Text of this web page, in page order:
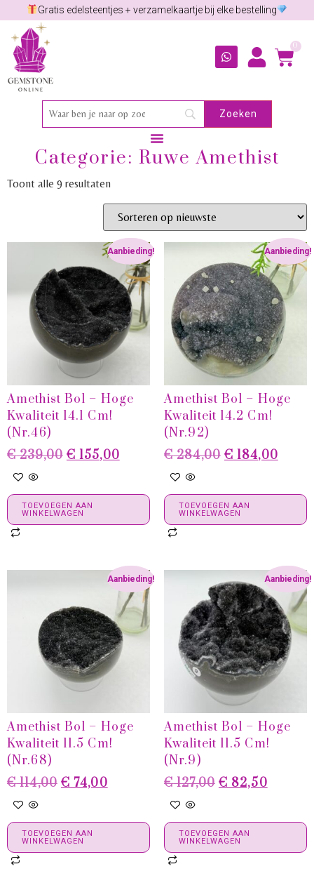
Gratis edelsteentjes + verzamelkaartje bij elke bestelling
0
Categorie: Ruwe Amethist
Toont alle 9 resultaten
Aanbieding!
Amethist Bol – Hoge
Kwaliteit 14.1 Cm!
(Nr.46)
€239,00 € 155,00
TOEVOEGEN AAN
WINKELWAGEN
Aanbieding!
Amethist Bol – Hoge
Kwaliteit 14.2 Cm!
(Nr.92)
€284,00 € 184,00
TOEVOEGEN AAN
WINKELWAGEN
Aanbieding!
Amethist Bol – Hoge
Kwaliteit 11.5 Cm!
(Nr.68)
€114,00 € 74,00
TOEVOEGEN AAN
WINKELWAGEN
Aanbieding!
Amethist Bol – Hoge
Kwaliteit 11.5 Cm!
(Nr.9)
€127,00 € 82,50
TOEVOEGEN AAN
WINKELWAGEN